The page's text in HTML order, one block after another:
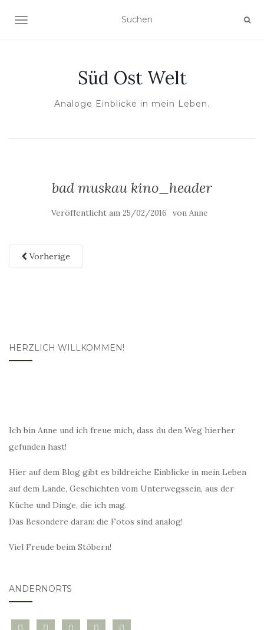
NAVIGATION UMSCHALTEN
Süd Ost Welt
Analoge Einblicke in mein Leben.
bad muskau kino_header
Veröffentlicht am 25/02/2016 von Anne
Vorherige
HERZLICH WILLKOMMEN!
Ich bin Anne und ich freue mich, dass du den Weg hierher
gefunden hast!
Hier auf dem Blog gibt es bildreiche Einblicke in mein Leben
auf dem Lande, Geschichten vom Unterwegssein, aus der
Küche und Dinge, die ich mag.
Das Besondere daran: die Fotos sind analog!
Viel Freude beim Stöbern!
ANDERNORTS
bloglovininstagramtwitter pinterest
mail